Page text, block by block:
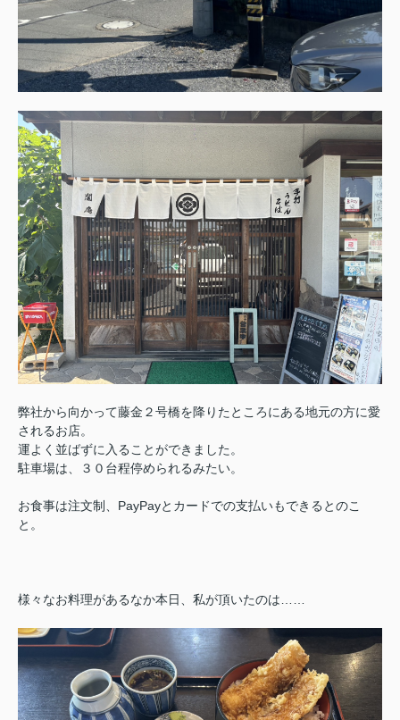
弊社から向かって藤金２号橋を降りたところにある地元の方に愛
されるお店。
運よく並ばずに入ることができました。
駐車場は、３０台程停められるみたい。
お食事は注文制、PayPayとカードでの支払いもできるとのこ
と。
様々なお料理があるなか本日、私が頂いたのは……